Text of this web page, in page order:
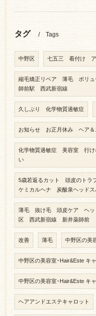
タグ Tags
中野区 七五三 着付け ア
縮毛矯正リペア 薄毛 ボリ
師前駅 西武新宿線
久しぶり 化学物質過敏症
お知らせ お正月休み ヘア＆
化学物質過敏症 美容室 行
い
5歳若返るカット 頭皮のト
ケミカルヘナ 炭酸泉ヘッド
薄毛 抜け毛 頭皮ケア ヘッ
区 西武新宿線 新井薬師前
改善 薄毛 中野区の美
中野区の美容室･Hair&Este キ
中野区の美容室･Hair&Este キ
ヘアアンドエステキャロット